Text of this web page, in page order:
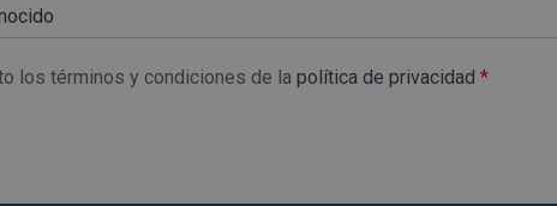
los términos y condiciones de lapolítica de privacidad *